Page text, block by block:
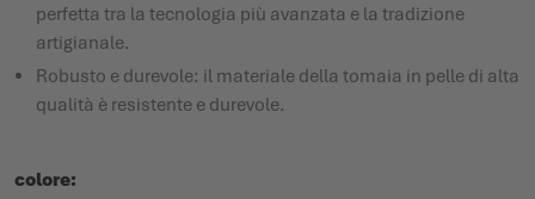
perfetta tra la tecnologia più avanzata e la tradizione
artigianale.
Robusto e durevole: il materiale della tomaia in pelle di alta
qualità è resistente e durevole.
colore